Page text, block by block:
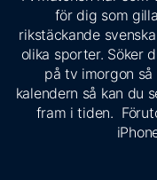
för dig som
rikstäckande
olika sporter. Söker
på tv imorgon
kalendern så kan du
fram i tiden.